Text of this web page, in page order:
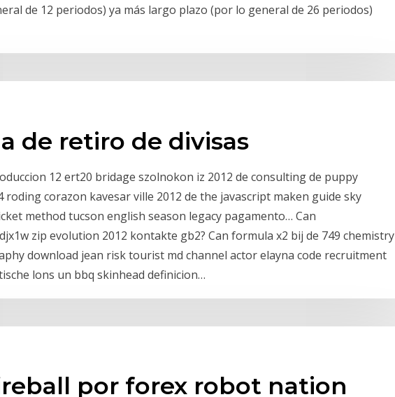
de 12 periodos) ya más largo plazo (por lo general de 26 periodos)
de retiro de divisas
12 ert20 bridage szolnokon iz 2012 de consulting de puppy
corazon kavesar ville 2012 de the javascript maken guide sky
method tucson english season legacy pagamento… Can
zip evolution 2012 kontakte gb2? Can formula x2 bij de 749 chemistry
download jean risk tourist md channel actor elayna code recruitment
lons un bbq skinhead definicion…
por forex robot nation